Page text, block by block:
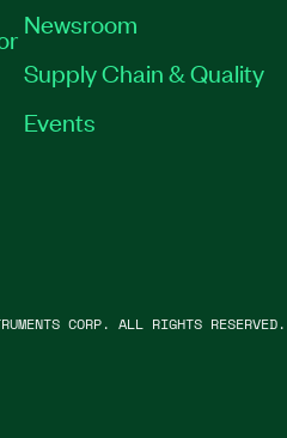
Newsroom
Supply Chain & Quality
Events
CORP. ALL RIGHTS RESERVED.